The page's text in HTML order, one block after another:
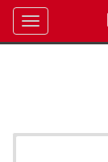
Toggle
navigation